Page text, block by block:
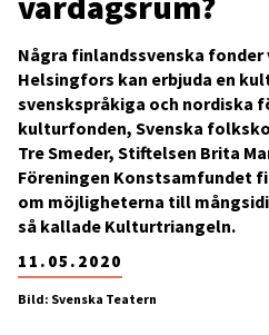
11.05.2020
Några finlandssvenska
Helsingfors kan erbjuda en
svenskspråkiga och nordiska
kulturfonden, Svenska
Tre Smeder, Stiftelsen Brita
Föreningen Konstsamfundet
om möjligheterna till
så kallade Kulturtriangeln.
Bild: Svenska Teatern